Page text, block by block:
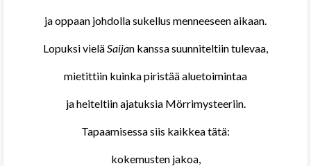
ja oppaan johdolla sukellus menneeseen aikaan.
Lopuksi vieläSaijan kanssa suunniteltiin tulevaa,
mietittiin kuinka piristää aluetoimintaa
ja heiteltiin ajatuksia Mörrimysteeriin.
Tapaamisessa siis kaikkea tätä:
kokemusten jakoa,